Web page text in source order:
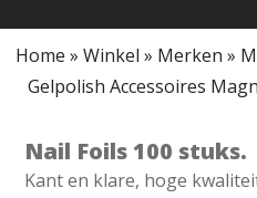
Home » Winkel » Merken »
Gelpolish Accessoires
Nail Foils 100 stuks.
Kant en klare, hoge